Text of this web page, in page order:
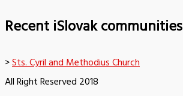
Recent iSlovak communities
>Sts. Cyril and Methodius Church
All Right Reserved 2018